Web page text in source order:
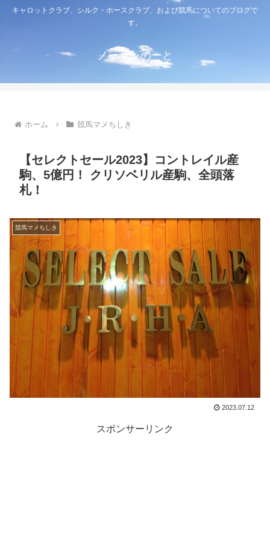
キャロットクラブ、シルク・ホースクラブ、および競馬についてのブログで
す。
ノーザンのーと
ホーム 競馬マメちしき
【セレクトセール2023】コントレイル産
駒、5億円！ クリソベリル産駒、全頭落
札！
競馬マメちしき
2023.07.12
スポンサーリンク